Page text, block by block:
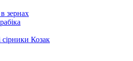
зернах
сірники Козак